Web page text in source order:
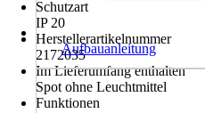
Schutzart
IP 20
Herstellerartikelnummer
2172035
Im Lieferumfang enthalten
Spot ohne Leuchtmittel
Funktionen
Aufbauanleitung